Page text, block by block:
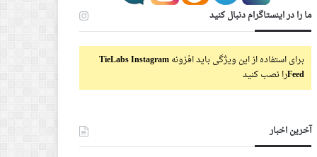
ما را در اینستاگرام دنبال کنید
برای استفاده از این ویژگی باید افزونهTieLabs Instagram
Feedرا نصب کنید
آخرین اخبار